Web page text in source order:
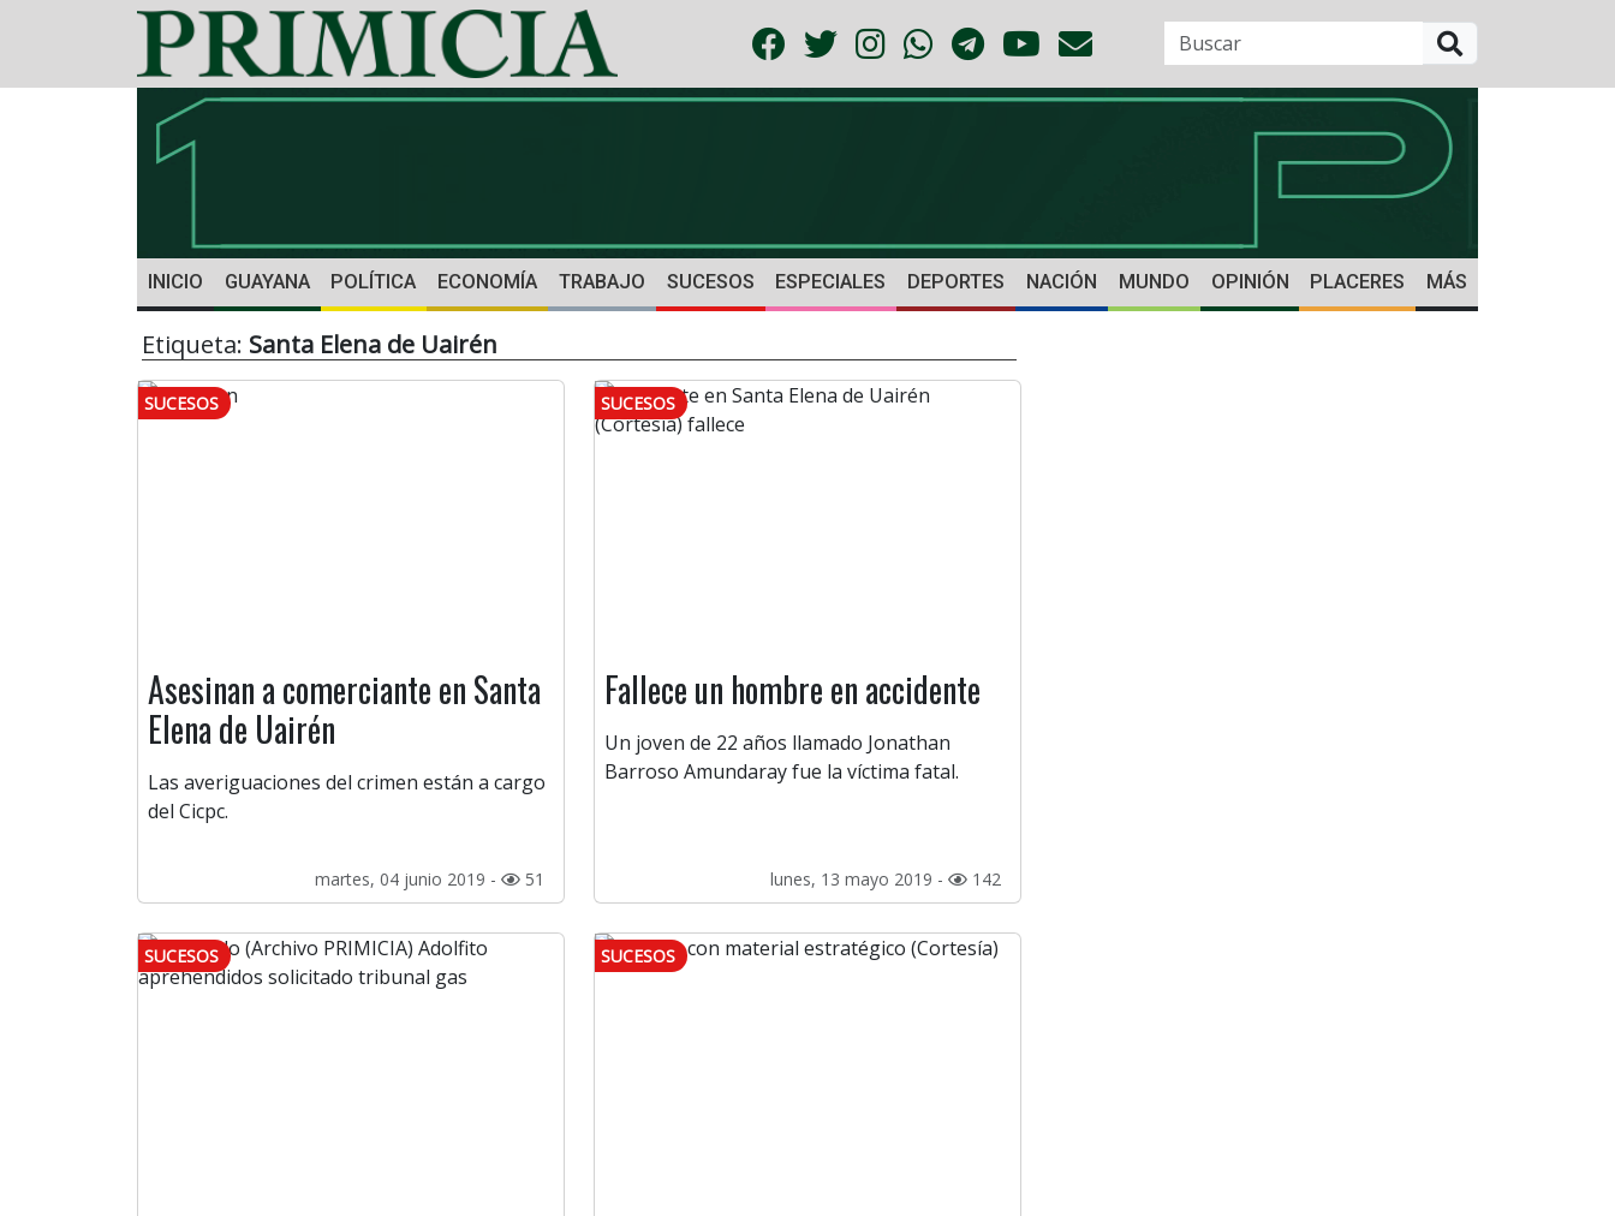
INICIO GUAYANA POLÍTICA ECONOMÍA TRABAJO SUCESOS ESPECIALES DEPORTES NACIÓN MUNDO OPINIÓN PLACERES MÁS
Etiqueta: Santa Elena de Uairén
SUCESOS
Asesinan a comerciante en Santa
Elena de Uairén
Las averiguaciones del crimen están a cargo
del Cicpc.
martes, 04 junio 2019 - 51
SUCESOS
Fallece un hombre en accidente
Un joven de 22 años llamado Jonathan
Barroso Amundaray fue la víctima fatal.
lunes, 13 mayo 2019 - 142
SUCESOS SUCESOS